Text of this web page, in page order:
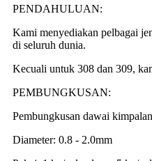
PENDAHULUAN:
Kami menyediakan pelbagai
di seluruh dunia.
Kecuali untuk 308 dan 309,
PEMBUNGKUSAN:
Pembungkusan dawai
Diameter: 0.8 - 2.0mm